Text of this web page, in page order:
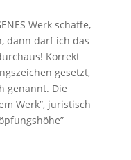
Werk schaffe,
dann darf ich das
Korrekt
gesetzt,
genannt. Die
Werk”, juristisch